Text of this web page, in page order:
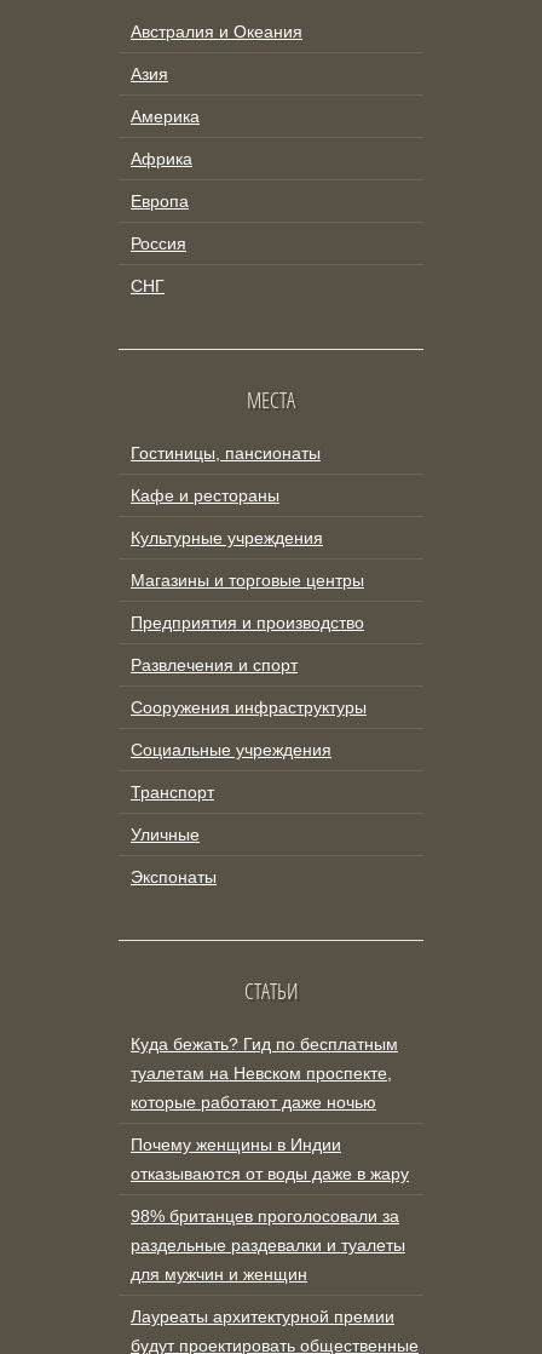
Австралия и Океания
Азия
Америка
Африка
Европа
Россия
СНГ
МЕСТА
Гостиницы, пансионаты
Кафе и рестораны
Культурные учреждения
Магазины и торговые центры
Предприятия и производство
Развлечения и спорт
Сооружения инфраструктуры
Социальные учреждения
Транспорт
Уличные
Экспонаты
СТАТЬИ
Куда бежать? Гид по бесплатным
туалетам на Невском проспекте,
которые работают даже ночью
Почему женщины в Индии
отказываются от воды даже в жару
98% британцев проголосовали за
раздельные раздевалки и туалеты
для мужчин и женщин
Лауреаты архитектурной премии
будут проектировать общественные